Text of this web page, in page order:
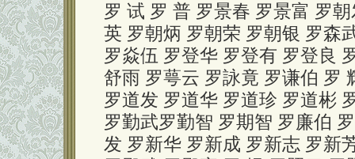
罗 试 罗 普 罗景春 罗景富 罗
英 罗朝炳 罗朝荣 罗朝银 罗森
罗焱伍 罗登华 罗登有 罗登良
舒雨 罗萼云 罗詠竟 罗谦伯 罗
罗道发 罗道华 罗道珍 罗道彬
罗勤武罗勤智 罗期智 罗廉伯
发 罗新华 罗新成 罗新志 罗新